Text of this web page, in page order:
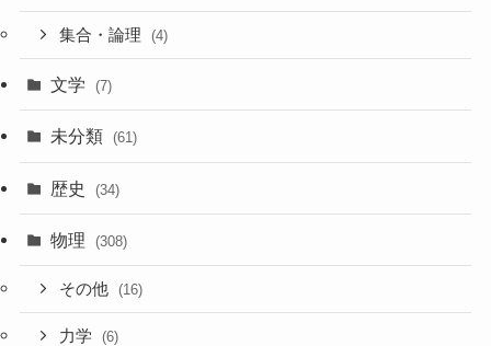
集合・論理 (4)
文学 (7)
未分類 (61)
歴史 (34)
物理 (308)
その他 (16)
力学 (6)